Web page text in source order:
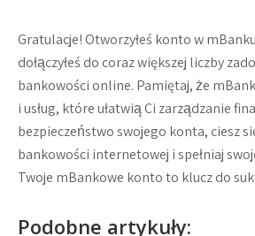
Gratulacje! Otworzyłeś konto w
dołączyłeś do coraz większej liczby
bankowości online. Pamiętaj, że
i usług, które ułatwią Ci zarządzanie
bezpieczeństwo swojego konta, ciesz
bankowości internetowej i spełniaj
Twoje mBankowe konto to klucz do
Podobne artykuły: